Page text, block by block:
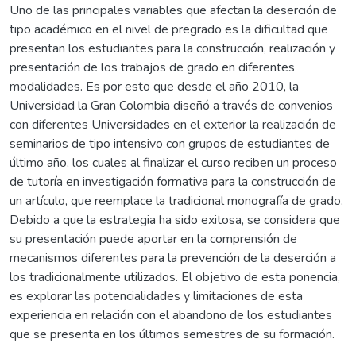
Uno de las principales variables que afectan la deserción de
tipo académico en el nivel de pregrado es la dificultad que
presentan los estudiantes para la construcción, realización y
presentación de los trabajos de grado en diferentes
modalidades. Es por esto que desde el año 2010, la
Universidad la Gran Colombia diseñó a través de convenios
con diferentes Universidades en el exterior la realización de
seminarios de tipo intensivo con grupos de estudiantes de
último año, los cuales al finalizar el curso reciben un proceso
de tutoría en investigación formativa para la construcción de
un artículo, que reemplace la tradicional monografía de grado.
Debido a que la estrategia ha sido exitosa, se considera que
su presentación puede aportar en la comprensión de
mecanismos diferentes para la prevención de la deserción a
los tradicionalmente utilizados. El objetivo de esta ponencia,
es explorar las potencialidades y limitaciones de esta
experiencia en relación con el abandono de los estudiantes
que se presenta en los últimos semestres de su formación.